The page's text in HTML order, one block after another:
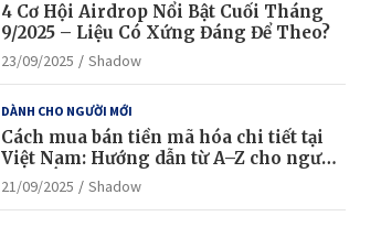
4 Cơ Hội Airdrop Nổi Bật Cuối Tháng
9/2025 – Liệu Có Xứng Đáng Để Theo?
23/09/2025 Shadow
DÀNH CHO NGƯỜI MỚI
Cách mua bán tiền mã hóa chi tiết tại
Việt Nam: Hướng dẫn từ A–Z cho người
mới bắt đầu
21/09/2025 Shadow